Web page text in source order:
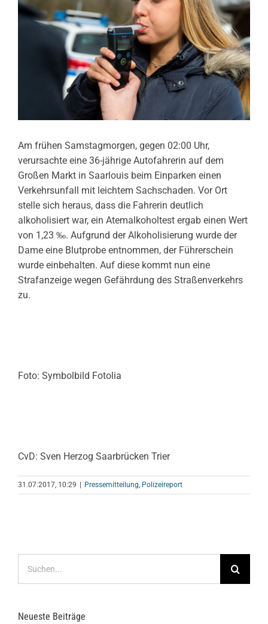
Am frühen Samstagmorgen, gegen 02:00 Uhr,
verursachte eine 36-jährige Autofahrerin auf dem
Großen Markt in Saarlouis beim Einparken einen
Verkehrsunfall mit leichtem Sachschaden. Vor Ort
stelle sich heraus, dass die Fahrerin deutlich
alkoholisiert war, ein Atemalkoholtest ergab einen Wert
von 1,23 ‰. Aufgrund der Alkoholisierung wurde der
Dame eine Blutprobe entnommen, der Führerschein
wurde einbehalten. Auf diese kommt nun eine
Strafanzeige wegen Gefährdung des Straßenverkehrs
zu.
Foto: Symbolbild Fotolia
CvD: Sven Herzog Saarbrücken Trier
31.07.2017, 10:29 | Pressemitteilung Polizeireport
nach:
Neueste Beiträge